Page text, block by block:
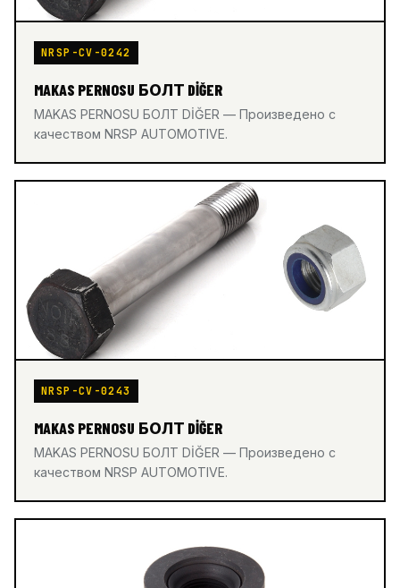
NRSP-CV-0242
MAKAS PERNOSU БОЛТ DİĞER
MAKAS PERNOSU БОЛТ DİĞER — Произведено с
качеством NRSP AUTOMOTIVE.
NRSP-CV-0243
MAKAS PERNOSU БОЛТ DİĞER
MAKAS PERNOSU БОЛТ DİĞER — Произведено с
качеством NRSP AUTOMOTIVE.